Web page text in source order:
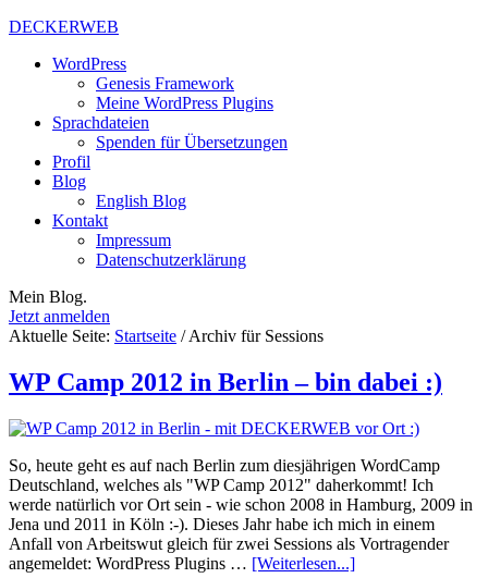
DECKERWEB
WordPress
Genesis Framework
Meine WordPress Plugins
Sprachdateien
Spenden für Übersetzungen
Profil
Blog
English Blog
Kontakt
Impressum
Datenschutzerklärung
Mein Blog.
Jetzt anmelden
Aktuelle Seite: Startseite /Archiv für Sessions
WP Camp 2012 in Berlin – bin dabei :)
So, heute geht es auf nach Berlin zum diesjährigen WordCamp
Deutschland, welches als "WP Camp 2012" daherkommt! Ich
werde natürlich vor Ort sein - wie schon 2008 in Hamburg, 2009 in
Jena und 2011 in Köln :-). Dieses Jahr habe ich mich in einem
Anfall von Arbeitswut gleich für zwei Sessions als Vortragender
angemeldet: WordPress Plugins … [Weiterlesen...]